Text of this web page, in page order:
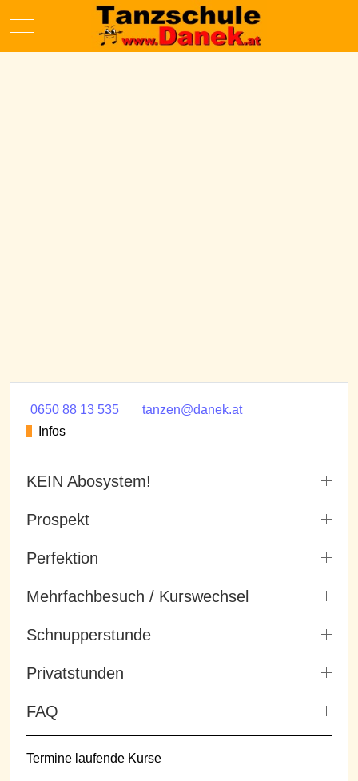
Mobile Menu Toggle
0650 88 13 535
tanzen@danek.at
Infos
KEIN Abosystem!
Prospekt
Perfektion
Mehrfachbesuch / Kurswechsel
Schnupperstunde
Privatstunden
FAQ
Termine laufende Kurse